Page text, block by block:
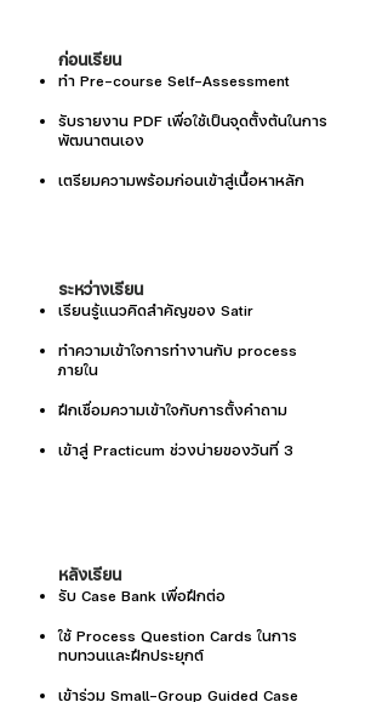
ก่อนเรียน
ทำ Pre-course Self-Assessment
รับรายงาน PDF เพื่อใช้เป็นจุดตั้งต้นในการ
พัฒนาตนเอง
เตรียมความพร้อมก่อนเข้าสู่เนื้อหาหลัก
ระหว่างเรียน
เรียนรู้แนวคิดสำคัญของ Satir
ทำความเข้าใจการทำงานกับ process
ภายใน
ฝึกเชื่อมความเข้าใจกับการตั้งคำถาม
เข้าสู่ Practicum ช่วงบ่ายของวันที่ 3
หลังเรียน
รับ Case Bank เพื่อฝึกต่อ
ใช้ Process Question Cards ในการ
ทบทวนและฝึกประยุกต์
เข้าร่วม Small-Group Guided Case